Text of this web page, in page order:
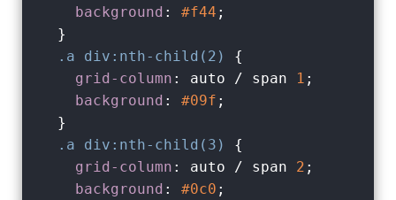
background : #f44 ;
  }
.a
div :nth-child(2)
{
grid-column : auto / span 1 ;
background : #09f ;
  }
.a
div :nth-child(3)
{
grid-column : auto / span 2 ;
background : #0c0 ;